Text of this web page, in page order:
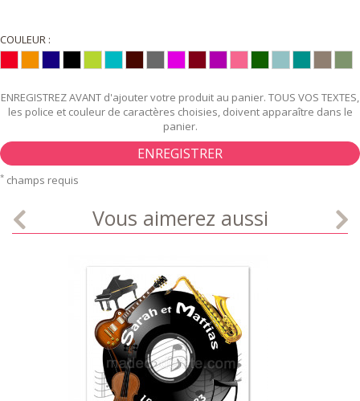
COULEUR :
ENREGISTREZ AVANT d'ajouter votre produit au panier. TOUS VOS TEXTES,
les police et couleur de caractères choisies, doivent apparaître dans le
panier.
ENREGISTRER
* champs requis
Vous aimerez aussi